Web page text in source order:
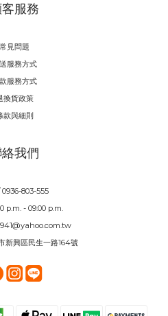
服務
常見問題
服務方式
服務方式
換貨政策
款與細則
我們
0936-803-555
p.m. - 09:00 p.m.
新興區民生一路164號